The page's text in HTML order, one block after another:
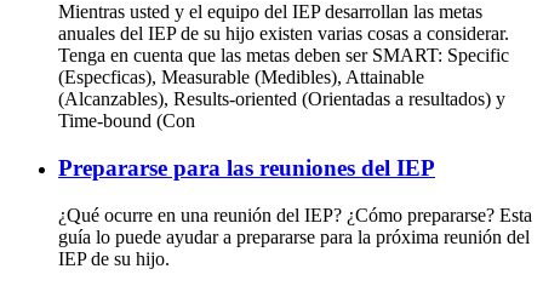
Mientras usted y el equipo del IEP desarrollan las metas
anuales del IEP de su hijo existen varias cosas a considerar.
Tenga en cuenta que las metas deben ser SMART: Specific
(Especficas), Measurable (Medibles), Attainable
(Alcanzables), Results-oriented (Orientadas a resultados) y
Time-bound (Con
Prepararse para las reuniones del IEP
¿Qué ocurre en una reunión del IEP? ¿Cómo prepararse? Esta
guía lo puede ayudar a prepararse para la próxima reunión del
IEP de su hijo.